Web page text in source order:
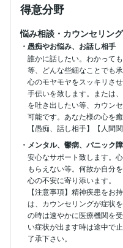
得意分野
悩み相談・カウンセリング
・愚痴やお悩み、お話し相手
誰かに話したい。わかって
等、どんな些細なことでも承
心のモヤモヤをスッキリさ
手伝いを致します。または
を吐き出したい等、カウン
可能です。あなた様の心を癒
【愚痴、話し相手】【人間
・メンタル、鬱病、パニック
安心なサポート致します。
もらえない等。何故か自分
心の不安に寄り添います。
【注意事項】精神疾患をお
は、カウンセリングが症状
の時は速やかに医療機関を
い症状が出ます時は途中で
了承下さい。